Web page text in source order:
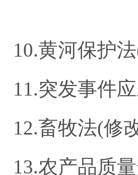
10.黄河保护
11.突发事件
12.畜牧法(修
13.农产品质